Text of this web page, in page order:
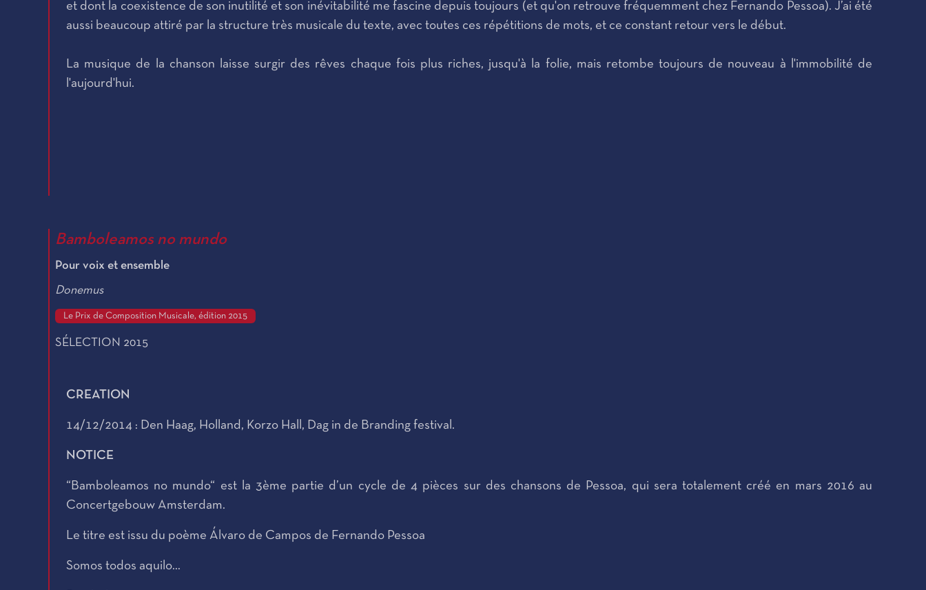
et dont la coexistence de son inutilité et son inévitabilité me fascine depuis toujours (et qu'on retrouve fréquemment chez Fernando Pessoa). J’ai été
aussi beaucoup attiré par la structure très musicale du texte, avec toutes ces répétitions de mots, et ce constant retour vers le début.
La musique de la chanson laisse surgir des rêves chaque fois plus riches, jusqu'à la folie, mais retombe toujours de nouveau à l'immobilité de
l'aujourd'hui.
Bamboleamos no mundo
Pour voix et ensemble
Donemus
Le Prix de Composition Musicale, édition 2015
SÉLECTION 2015
CREATION
14/12/2014 : Den Haag, Holland, Korzo Hall, Dag in de Branding festival.
NOTICE
“Bamboleamos no mundo“ est la 3ème partie d’un cycle de 4 pièces sur des chansons de Pessoa, qui sera totalement créé en mars 2016 au
Concertgebouw Amsterdam.
Le titre est issu du poème Álvaro de Campos de Fernando Pessoa
Somos todos aquilo…